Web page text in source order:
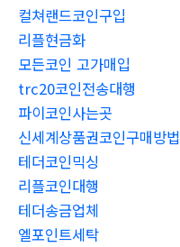
컬쳐랜드코인구입
리플현금화
모든코인 고가매입
trc20코인전송대행
파이코인사는곳
신세계상품권코인구매방법
테더코인믹싱
리플코인대행
테더송금업체
엘포인트세탁